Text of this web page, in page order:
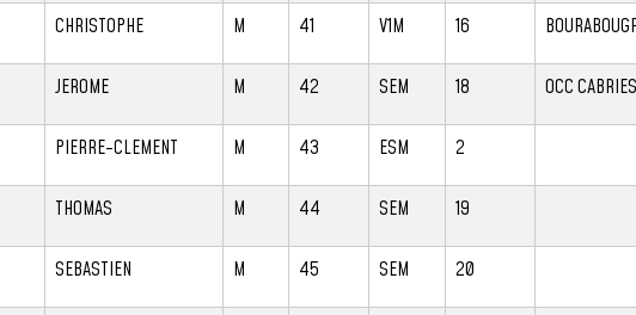
CHRISTOPHE M 41 V1M 16
JEROME M 42 SEM 18 OCC
PIERRE-CLEMENT M 43 ESM 2
THOMAS M 44 SEM 19
SEBASTIEN M 45 SEM 20